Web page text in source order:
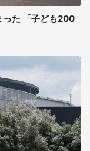
った 「子ども200